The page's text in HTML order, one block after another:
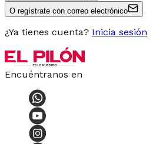
O regístrate con correo electrónico
¿Ya tienes cuenta? Inicia sesión
Encuéntranos en